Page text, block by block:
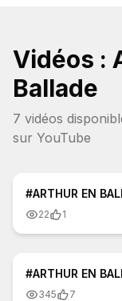
Vidéos :
Ballade
7 vidéos
sur YouTube
#ARTHUR EN
22
1
#ARTHUR EN
345
7